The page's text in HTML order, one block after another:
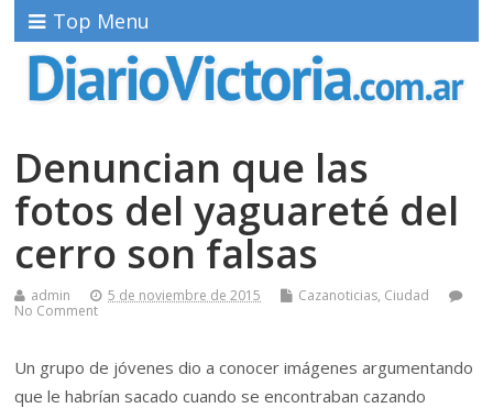
Top Menu
Denuncian que las
fotos del yaguareté del
cerro son falsas
admin 5 de noviembre de 2015 Cazanoticias, Ciudad
No Comment
Un grupo de jóvenes dio a conocer imágenes argumentando
que le habrían sacado cuando se encontraban cazando